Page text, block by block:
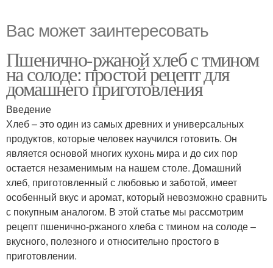
Вас может заинтересовать
Пшенично-ржаной хлеб с тмином
на солоде: простой рецепт для
домашнего приготовления
Введение
Хлеб – это один из самых древних и универсальных
продуктов, которые человек научился готовить. Он
является основой многих кухонь мира и до сих пор
остается незаменимым на нашем столе. Домашний
хлеб, приготовленный с любовью и заботой, имеет
особенный вкус и аромат, который невозможно сравнить
с покупным аналогом. В этой статье мы рассмотрим
рецепт пшенично-ржаного хлеба с тмином на солоде –
вкусного, полезного и относительно простого в
приготовлении.